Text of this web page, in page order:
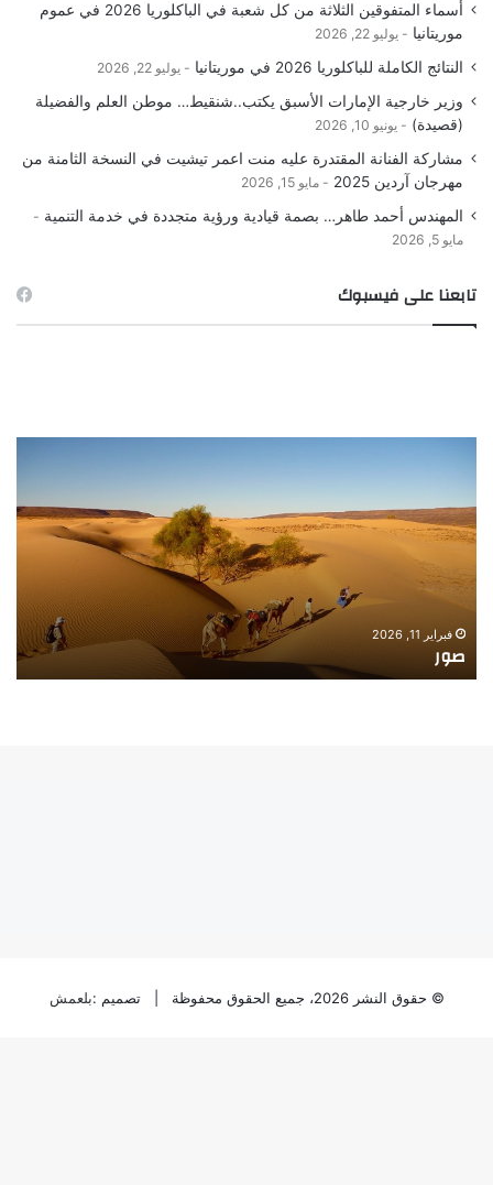
أسماء المتفوقين الثلاثة من كل شعبة في الباكلوريا 2026 في عموم
موريتانيا
يوليو 22, 2026
النتائج الكاملة للباكلوريا 2026 في موريتانيا يوليو 22, 2026
وزير خارجية الإمارات الأسبق يكتب..شنقيط… موطن العلم والفضيلة
(قصيدة)
يونيو 10, 2026
مشاركة الفنانة المقتدرة عليه منت اعمر تيشيت في النسخة الثامنة من
مهرجان آردين 2025
مايو 15, 2026
المهندس أحمد طاهر… بصمة قيادية ورؤية متجددة في خدمة التنمية
مايو 5, 2026
تابعنا على فيسبوك
فبراير 11, 2026
صور
© حقوق النشر 2026، جميع الحقوق محفوظة | تصميم : بلعمش